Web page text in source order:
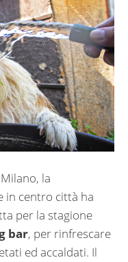
la
in centro città ha
per la stagione
bar, per rinfrescare
ed accaldati. Il